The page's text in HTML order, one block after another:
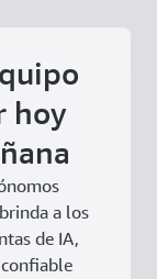
hoy
a los
de IA,